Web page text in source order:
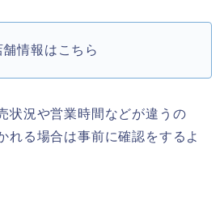
舗情報はこちら
状況や営業時間などが違うの
れる場合は事前に確認をするよ